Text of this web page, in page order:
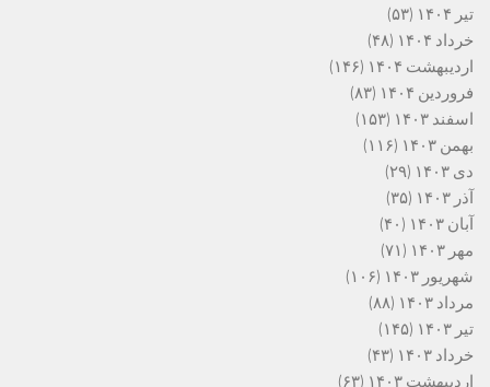
تیر ۱۴۰۴
(۵۳)
خرداد ۱۴۰۴
(۴۸)
اردیبهشت ۱۴۰۴
(۱۴۶)
فروردین ۱۴۰۴
(۸۳)
اسفند ۱۴۰۳
(۱۵۳)
بهمن ۱۴۰۳
(۱۱۶)
دی ۱۴۰۳
(۲۹)
آذر ۱۴۰۳
(۳۵)
آبان ۱۴۰۳
(۴۰)
مهر ۱۴۰۳
(۷۱)
شهریور ۱۴۰۳
(۱۰۶)
مرداد ۱۴۰۳
(۸۸)
تیر ۱۴۰۳
(۱۴۵)
خرداد ۱۴۰۳
(۴۳)
اردیبهشت ۱۴۰۳
(۶۳)